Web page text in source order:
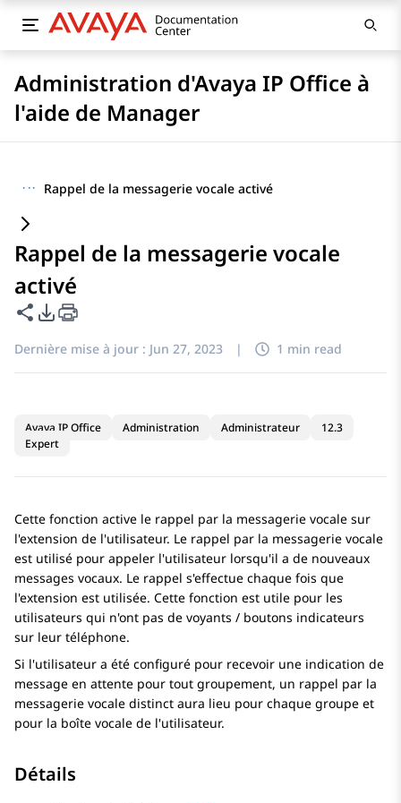
Administration d'Avaya IP Office à
l'aide de Manager
··· Rappel de la messagerie vocale activé
Rappel de la messagerie vocale
activé
Partager cette page
Options d'exportation PDF
Dernière mise à jour : Jun 27, 2023 | 1 min read
Avaya IP Office Administration Administrateur
12.3
Expert
Cette fonction active le rappel par la messagerie vocale sur
l'extension de l'utilisateur. Le rappel par la messagerie vocale
est utilisé pour appeler l'utilisateur lorsqu'il a de nouveaux
messages vocaux. Le rappel s'effectue chaque fois que
l'extension est utilisée. Cette fonction est utile pour les
utilisateurs qui n'ont pas de voyants / boutons indicateurs
sur leur téléphone.
Si l'utilisateur a été configuré pour recevoir une indication de
message en attente pour tout groupement, un rappel par la
messagerie vocale distinct aura lieu pour chaque groupe et
pour la boîte vocale de l'utilisateur.
Détails